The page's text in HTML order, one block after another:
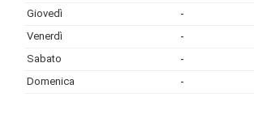
Giovedì -
Venerdì -
Sabato -
Domenica -